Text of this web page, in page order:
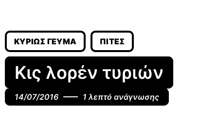
ΚΥΡΊΩΣ ΓΕΎΜΑ ΠΊΤΕΣ
Κις λορέν τυριών
14/07/2016 1 λεπτό ανάγνωσης